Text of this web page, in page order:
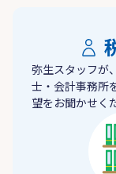
弥生スタッフが
士・会計事務所
望をお聞かせく